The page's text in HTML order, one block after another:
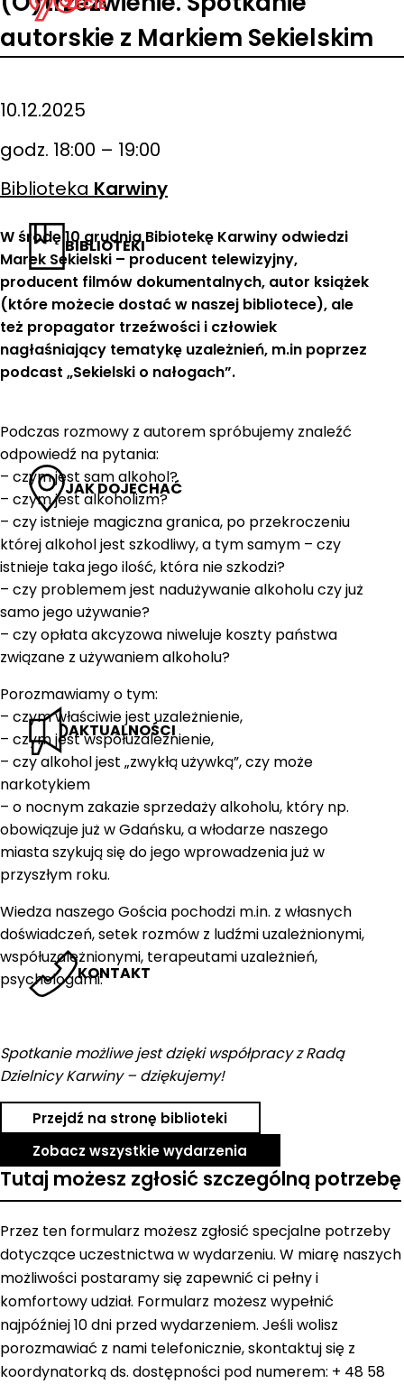
BIBLIOTEKI
JAK DOJECHAĆ
AKTUALNOŚCI
KONTAKT
autorskie z Markiem Sekielskim
10.12.2025
godz. 18:00 – 19:00
Biblioteka Karwiny
W środę 10 grudnia Bibiotekę Karwiny odwiedzi
Marek Sekielski – producent telewizyjny,
producent filmów dokumentalnych, autor książek
(które możecie dostać w naszej bibliotece), ale
też propagator trzeźwości i człowiek
nagłaśniający tematykę uzależnień, m.in poprzez
podcast „Sekielski o nałogach”.
Podczas rozmowy z autorem spróbujemy znaleźć
odpowiedź na pytania:
– czym jest sam alkohol?
– czym jest alkoholizm?
– czy istnieje magiczna granica, po przekroczeniu
której alkohol jest szkodliwy, a tym samym – czy
istnieje taka jego ilość, która nie szkodzi?
– czy problemem jest nadużywanie alkoholu czy już
samo jego używanie?
– czy opłata akcyzowa niweluje koszty państwa
związane z używaniem alkoholu?
Porozmawiamy o tym:
– czym właściwie jest uzależnienie,
– czym jest współuzależnienie,
– czy alkohol jest „zwykłą używką”, czy może
narkotykiem
– o nocnym zakazie sprzedaży alkoholu, który np.
obowiązuje już w Gdańsku, a włodarze naszego
miasta szykują się do jego wprowadzenia już w
przyszłym roku.
Wiedza naszego Gościa pochodzi m.in. z własnych
doświadczeń, setek rozmów z ludźmi uzależnionymi,
współuzależnionymi, terapeutami uzależnień,
psychologami.
Spotkanie możliwe jest dzięki współpracy z Radą
Dzielnicy Karwiny – dziękujemy!
Przejdź na stronę biblioteki
Zobacz wszystkie wydarzenia
Tutaj możesz zgłosić szczególną potrzebę
Przez ten formularz możesz zgłosić specjalne potrzeby
dotyczące uczestnictwa w wydarzeniu. W miarę naszych
możliwości postaramy się zapewnić ci pełny i
komfortowy udział. Formularz możesz wypełnić
najpóźniej 10 dni przed wydarzeniem. Jeśli wolisz
porozmawiać z nami telefonicznie, skontaktuj się z
koordynatorką ds. dostępności pod numerem: + 48 58